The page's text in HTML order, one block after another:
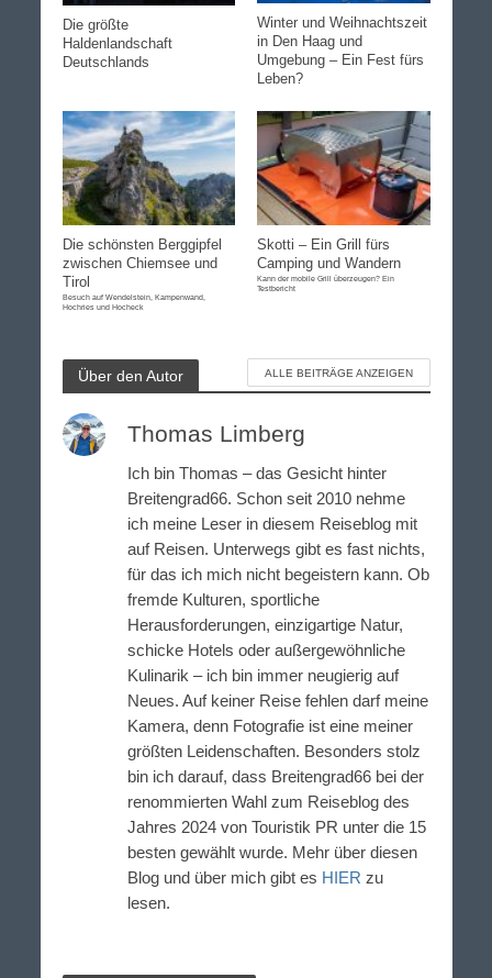
Die größte
Haldenlandschaft
Deutschlands
Winter und Weihnachtszeit
in Den Haag und
Umgebung – Ein Fest fürs
Leben?
Die schönsten Berggipfel
zwischen Chiemsee und
Tirol
Besuch auf Wendelstein, Kampenwand,
Hochries und Hocheck
Skotti – Ein Grill fürs
Camping und Wandern
Kann der mobile Grill überzeugen? Ein
Testbericht
Über den Autor ALLE BEITRÄGE ANZEIGEN
Thomas Limberg
Ich bin Thomas – das Gesicht hinter
Breitengrad66. Schon seit 2010 nehme
ich meine Leser in diesem Reiseblog mit
auf Reisen. Unterwegs gibt es fast nichts,
für das ich mich nicht begeistern kann. Ob
fremde Kulturen, sportliche
Herausforderungen, einzigartige Natur,
schicke Hotels oder außergewöhnliche
Kulinarik – ich bin immer neugierig auf
Neues. Auf keiner Reise fehlen darf meine
Kamera, denn Fotografie ist eine meiner
größten Leidenschaften. Besonders stolz
bin ich darauf, dass Breitengrad66 bei der
renommierten Wahl zum Reiseblog des
Jahres 2024 von Touristik PR unter die 15
besten gewählt wurde. Mehr über diesen
Blog und über mich gibt es HIER zu
lesen.